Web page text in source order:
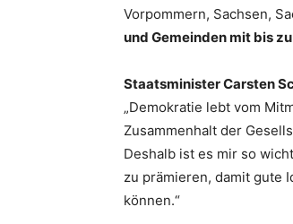
Vorpommern, Sachsen,
und Gemeinden mit bis
Staatsminister Carsten
„Demokratie lebt vom
Zusammenhalt der
Deshalb ist es mir so
zu prämieren, damit gute
können.“